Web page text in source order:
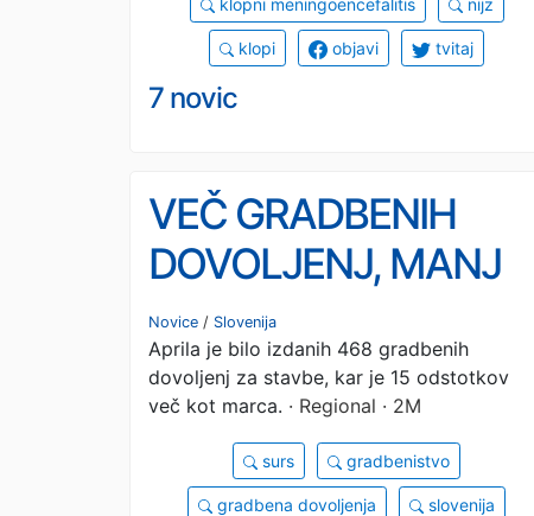
klopni meningoencefalitis nijz
klopi objavi tvitaj
7 novic
VEČ GRADBENIH
DOVOLJENJ, MANJ
STANOVANJ:
Primorsko-notranjska
regija najslabša med
vsemi
Novice / Slovenija
Aprila je bilo izdanih 468 gradbenih
dovoljenj za stavbe, kar je 15 odstotkov
več kot marca. · Regional · 2M
surs gradbenistvo
gradbena dovoljenja slovenija